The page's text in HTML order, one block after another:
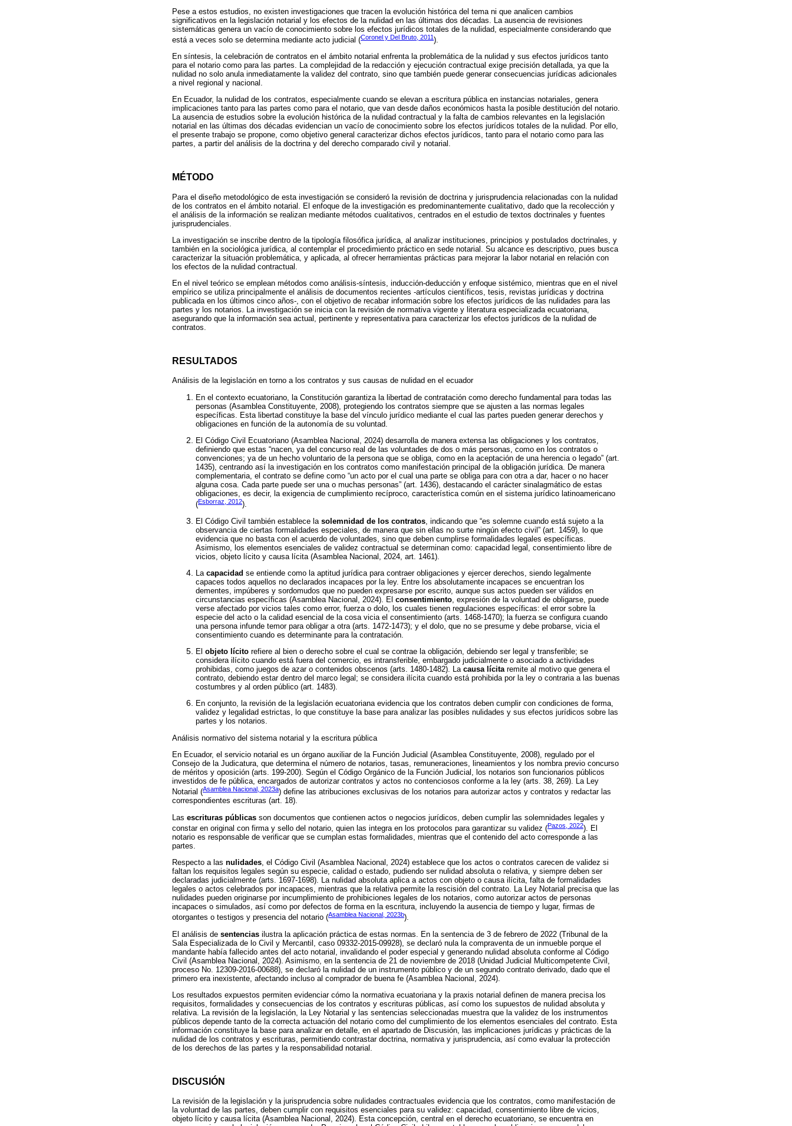
Pese a estos estudios, no existen investigaciones que tracen la evolución histórica del tema ni que analicen cambios
significativos en la legislación notarial y los efectos de la nulidad en las últimas dos décadas. La ausencia de revisiones
sistemáticas genera un vacío de conocimiento sobre los efectos jurídicos totales de la nulidad, especialmente considerando que
está a veces solo se determina mediante acto judicial (Coronel y Del Bruto, 2011).
En síntesis, la celebración de contratos en el ámbito notarial enfrenta la problemática de la nulidad y sus efectos jurídicos tanto
para el notario como para las partes. La complejidad de la redacción y ejecución contractual exige precisión detallada, ya que la
nulidad no solo anula inmediatamente la validez del contrato, sino que también puede generar consecuencias jurídicas adicionales
a nivel regional y nacional.
En Ecuador, la nulidad de los contratos, especialmente cuando se elevan a escritura pública en instancias notariales, genera
implicaciones tanto para las partes como para el notario, que van desde daños económicos hasta la posible destitución del notario.
La ausencia de estudios sobre la evolución histórica de la nulidad contractual y la falta de cambios relevantes en la legislación
notarial en las últimas dos décadas evidencian un vacío de conocimiento sobre los efectos jurídicos totales de la nulidad. Por ello,
el presente trabajo se propone, como objetivo general caracterizar dichos efectos jurídicos, tanto para el notario como para las
partes, a partir del análisis de la doctrina y del derecho comparado civil y notarial.
MÉTODO
Para el diseño metodológico de esta investigación se consideró la revisión de doctrina y jurisprudencia relacionadas con la nulidad
de los contratos en el ámbito notarial. El enfoque de la investigación es predominantemente cualitativo, dado que la recolección y
el análisis de la información se realizan mediante métodos cualitativos, centrados en el estudio de textos doctrinales y fuentes
jurisprudenciales.
La investigación se inscribe dentro de la tipología filosófica jurídica, al analizar instituciones, principios y postulados doctrinales, y
también en la sociológica jurídica, al contemplar el procedimiento práctico en sede notarial. Su alcance es descriptivo, pues busca
caracterizar la situación problemática, y aplicada, al ofrecer herramientas prácticas para mejorar la labor notarial en relación con
los efectos de la nulidad contractual.
En el nivel teórico se emplean métodos como análisis-síntesis, inducción-deducción y enfoque sistémico, mientras que en el nivel
empírico se utiliza principalmente el análisis de documentos recientes -artículos científicos, tesis, revistas jurídicas y doctrina
publicada en los últimos cinco años-, con el objetivo de recabar información sobre los efectos jurídicos de las nulidades para las
partes y los notarios. La investigación se inicia con la revisión de normativa vigente y literatura especializada ecuatoriana,
asegurando que la información sea actual, pertinente y representativa para caracterizar los efectos jurídicos de la nulidad de
contratos.
RESULTADOS
Análisis de la legislación en torno a los contratos y sus causas de nulidad en el ecuador
En el contexto ecuatoriano, la Constitución garantiza la libertad de contratación como derecho fundamental para todas las
personas (Asamblea Constituyente, 2008), protegiendo los contratos siempre que se ajusten a las normas legales
específicas. Esta libertad constituye la base del vínculo jurídico mediante el cual las partes pueden generar derechos y
obligaciones en función de la autonomía de su voluntad.
El Código Civil Ecuatoriano (Asamblea Nacional, 2024) desarrolla de manera extensa las obligaciones y los contratos,
definiendo que estas “nacen, ya del concurso real de las voluntades de dos o más personas, como en los contratos o
convenciones; ya de un hecho voluntario de la persona que se obliga, como en la aceptación de una herencia o legado” (art.
1435), centrando así la investigación en los contratos como manifestación principal de la obligación jurídica. De manera
complementaria, el contrato se define como “un acto por el cual una parte se obliga para con otra a dar, hacer o no hacer
alguna cosa. Cada parte puede ser una o muchas personas” (art. 1436), destacando el carácter sinalagmático de estas
obligaciones, es decir, la exigencia de cumplimiento recíproco, característica común en el sistema jurídico latinoamericano
(Esborraz, 2012).
El Código Civil también establece la solemnidad de los contratos , indicando que “es solemne cuando está sujeto a la
observancia de ciertas formalidades especiales, de manera que sin ellas no surte ningún efecto civil” (art. 1459), lo que
evidencia que no basta con el acuerdo de voluntades, sino que deben cumplirse formalidades legales específicas.
Asimismo, los elementos esenciales de validez contractual se determinan como: capacidad legal, consentimiento libre de
vicios, objeto lícito y causa lícita (Asamblea Nacional, 2024, art. 1461).
La capacidad se entiende como la aptitud jurídica para contraer obligaciones y ejercer derechos, siendo legalmente
capaces todos aquellos no declarados incapaces por la ley. Entre los absolutamente incapaces se encuentran los
dementes, impúberes y sordomudos que no pueden expresarse por escrito, aunque sus actos pueden ser válidos en
circunstancias específicas (Asamblea Nacional, 2024). El consentimiento , expresión de la voluntad de obligarse, puede
verse afectado por vicios tales como error, fuerza o dolo, los cuales tienen regulaciones específicas: el error sobre la
especie del acto o la calidad esencial de la cosa vicia el consentimiento (arts. 1468-1470); la fuerza se configura cuando
una persona infunde temor para obligar a otra (arts. 1472-1473); y el dolo, que no se presume y debe probarse, vicia el
consentimiento cuando es determinante para la contratación.
El objeto lícito refiere al bien o derecho sobre el cual se contrae la obligación, debiendo ser legal y transferible; se
considera ilícito cuando está fuera del comercio, es intransferible, embargado judicialmente o asociado a actividades
prohibidas, como juegos de azar o contenidos obscenos (arts. 1480-1482). La causa lícitaremite al motivo que genera el
contrato, debiendo estar dentro del marco legal; se considera ilícita cuando está prohibida por la ley o contraria a las buenas
costumbres y al orden público (art. 1483).
En conjunto, la revisión de la legislación ecuatoriana evidencia que los contratos deben cumplir con condiciones de forma,
validez y legalidad estrictas, lo que constituye la base para analizar las posibles nulidades y sus efectos jurídicos sobre las
partes y los notarios.
Análisis normativo del sistema notarial y la escritura pública
En Ecuador, el servicio notarial es un órgano auxiliar de la Función Judicial (Asamblea Constituyente, 2008), regulado por el
Consejo de la Judicatura, que determina el número de notarios, tasas, remuneraciones, lineamientos y los nombra previo concurso
de méritos y oposición (arts. 199-200). Según el Código Orgánico de la Función Judicial, los notarios son funcionarios públicos
investidos de fe pública, encargados de autorizar contratos y actos no contenciosos conforme a la ley (arts. 38, 269). La Ley
Notarial (Asamblea Nacional, 2023a) define las atribuciones exclusivas de los notarios para autorizar actos y contratos y redactar las
correspondientes escrituras (art. 18).
Las escrituras públicas son documentos que contienen actos o negocios jurídicos, deben cumplir las solemnidades legales y
constar en original con firma y sello del notario, quien las integra en los protocolos para garantizar su validez (Pazos, 2022). El
notario es responsable de verificar que se cumplan estas formalidades, mientras que el contenido del acto corresponde a las
partes.
Respecto a las nulidades, el Código Civil (Asamblea Nacional, 2024) establece que los actos o contratos carecen de validez si
faltan los requisitos legales según su especie, calidad o estado, pudiendo ser nulidad absoluta o relativa, y siempre deben ser
declaradas judicialmente (arts. 1697-1698). La nulidad absoluta aplica a actos con objeto o causa ilícita, falta de formalidades
legales o actos celebrados por incapaces, mientras que la relativa permite la rescisión del contrato. La Ley Notarial precisa que las
nulidades pueden originarse por incumplimiento de prohibiciones legales de los notarios, como autorizar actos de personas
incapaces o simulados, así como por defectos de forma en la escritura, incluyendo la ausencia de tiempo y lugar, firmas de
otorgantes o testigos y presencia del notario (Asamblea Nacional, 2023b).
El análisis de sentencias ilustra la aplicación práctica de estas normas. En la sentencia de 3 de febrero de 2022 (Tribunal de la
Sala Especializada de lo Civil y Mercantil, caso 09332-2015-09928), se declaró nula la compraventa de un inmueble porque el
mandante había fallecido antes del acto notarial, invalidando el poder especial y generando nulidad absoluta conforme al Código
Civil (Asamblea Nacional, 2024). Asimismo, en la sentencia de 21 de noviembre de 2018 (Unidad Judicial Multicompetente Civil,
proceso No. 12309-2016-00688), se declaró la nulidad de un instrumento público y de un segundo contrato derivado, dado que el
primero era inexistente, afectando incluso al comprador de buena fe (Asamblea Nacional, 2024).
Los resultados expuestos permiten evidenciar cómo la normativa ecuatoriana y la praxis notarial definen de manera precisa los
requisitos, formalidades y consecuencias de los contratos y escrituras públicas, así como los supuestos de nulidad absoluta y
relativa. La revisión de la legislación, la Ley Notarial y las sentencias seleccionadas muestra que la validez de los instrumentos
públicos depende tanto de la correcta actuación del notario como del cumplimiento de los elementos esenciales del contrato. Esta
información constituye la base para analizar en detalle, en el apartado de Discusión, las implicaciones jurídicas y prácticas de la
nulidad de los contratos y escrituras, permitiendo contrastar doctrina, normativa y jurisprudencia, así como evaluar la protección
de los derechos de las partes y la responsabilidad notarial.
DISCUSIÓN
La revisión de la legislación y la jurisprudencia sobre nulidades contractuales evidencia que los contratos, como manifestación de
la voluntad de las partes, deben cumplir con requisitos esenciales para su validez: capacidad, consentimiento libre de vicios,
objeto lícito y causa lícita (Asamblea Nacional, 2024). Esta concepción, central en el derecho ecuatoriano, se encuentra en